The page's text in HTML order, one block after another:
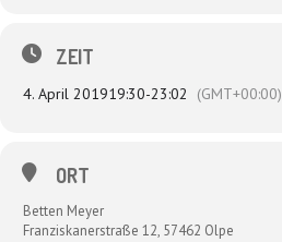
ZEIT
4. April 201919:30-23:02 (GMT+00:00)
ORT
Betten Meyer
Franziskanerstraße 12, 57462 Olpe